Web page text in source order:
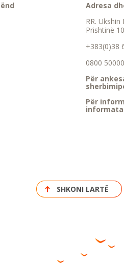
Adresa
RR.
Prishtinë
+383(0)38
0800 50000
Për
Për
SHKONI LARTË